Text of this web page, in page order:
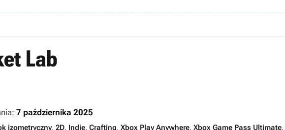
Lab
7 października 2025
izometryczny, 2D, Indie, Crafting, Xbox Play Anywhere, Xbox Game Pass Ultimate,